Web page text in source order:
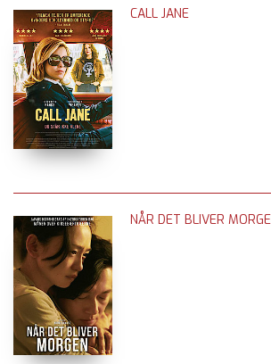
CALL JANE
NÅR DET BLIVER